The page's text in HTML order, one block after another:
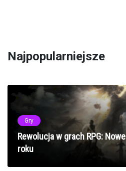
Najpopularniejsze
Gry
Rewolucja w grach RPG:
roku